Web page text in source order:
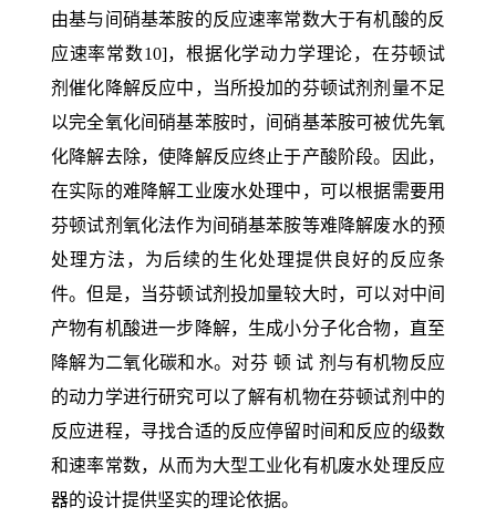
由基与间硝基苯胺的反应速率常数大于有机酸的反
应速率常数10]，根据化学动力学理论，在芬顿试
剂催化降解反应中，当所投加的芬顿试剂剂量不足
以完全氧化间硝基苯胺时，间硝基苯胺可被优先氧
化降解去除，使降解反应终止于产酸阶段。因此，
在实际的难降解工业废水处理中，可以根据需要用
芬顿试剂氧化法作为间硝基苯胺等难降解废水的预
处理方法，为后续的生化处理提供良好的反应条
件。但是，当芬顿试剂投加量较大时，可以对中间
产物有机酸进一步降解，生成小分子化合物，直至
降解为二氧化碳和水。对芬 顿 试 剂与有机物反应
的动力学进行研究可以了解有机物在芬顿试剂中的
反应进程，寻找合适的反应停留时间和反应的级数
和速率常数，从而为大型工业化有机废水处理反应
器的设计提供坚实的理论依据。